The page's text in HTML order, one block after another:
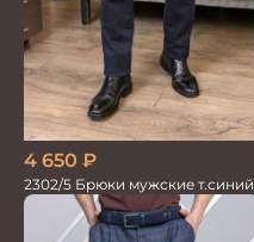
4 650 ₽
2302/5 Брюки мужские т.синий